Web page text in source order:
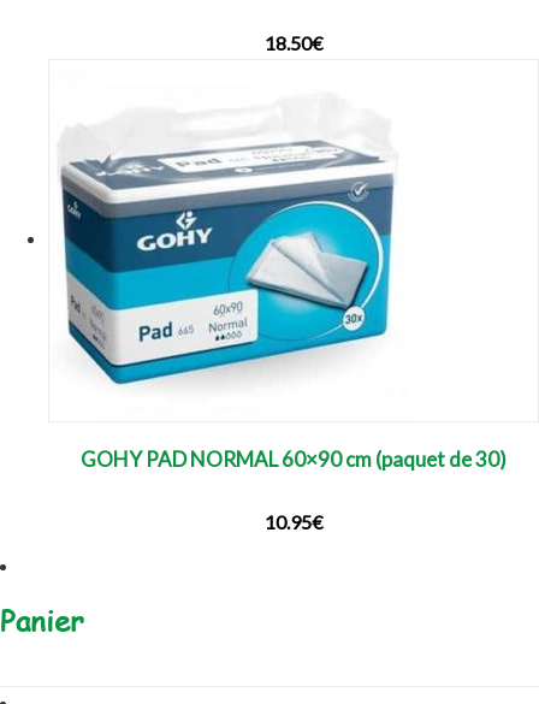
18.50€
GOHY PAD NORMAL 60×90 cm (paquet de 30)
10.95€
Panier